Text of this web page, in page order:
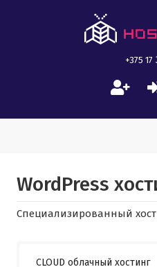
+375 17
WordPress
Специализированный